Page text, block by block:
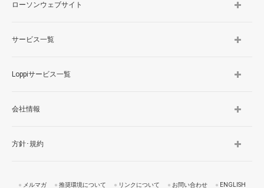
ローソンウェブサイト
サービス一覧
Loppiサービス一覧
会社情報
方針･規約
メルマガ 推奨環境について リンクについて お問い合わせ ENGLISH